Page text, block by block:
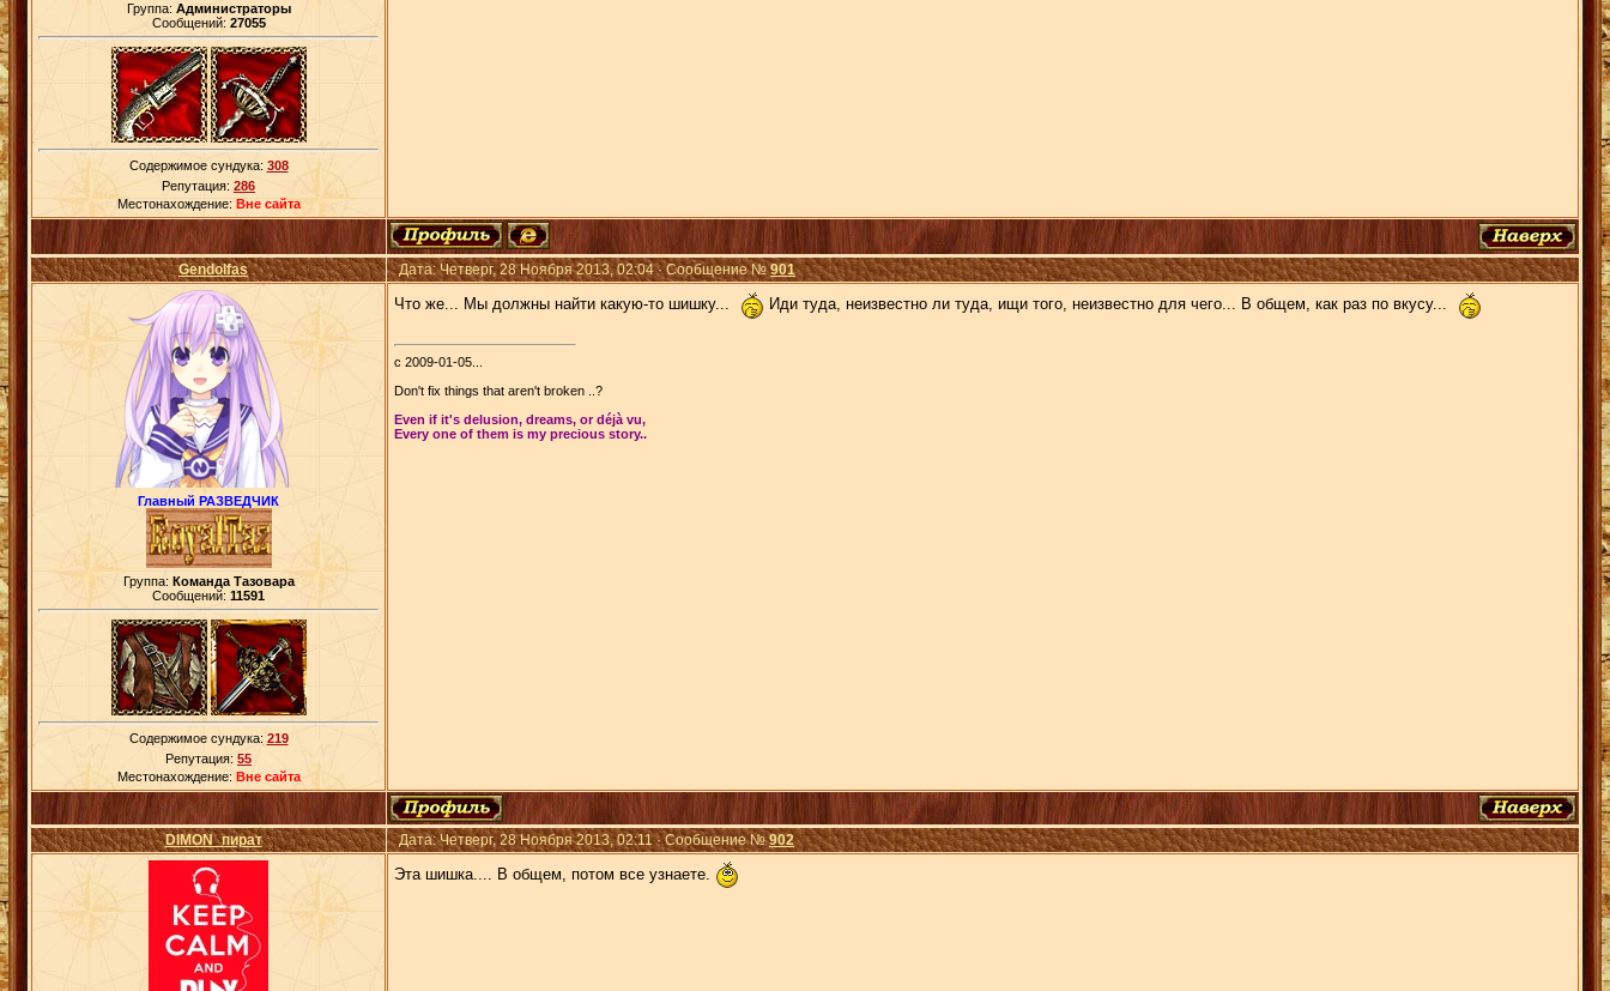
Группа: Администраторы
Сообщений: 27055
Содержимое сундука: 308
Репутация: 286
Местонахождение: Вне сайта
Gendolfas Дата: Четверг, 28 Ноября 2013, 02:04 · Сообщение №901
Главный РАЗВЕДЧИК
Группа: Команда Тазовара
Сообщений: 11591
Содержимое сундука: 219
Репутация: 55
Местонахождение: Вне сайта
Что же... Мы должны найти какую-то шишку... Иди туда, неизвестно ли туда, ищи того, неизвестно для чего... В общем, как раз по вкусу...
с 2009-01-05...
Don't fix things that aren't broken ..?
Even if it's delusion, dreams, or déjà vu,
Every one of them is my precious story..
DIMON_пират Дата: Четверг, 28 Ноября 2013, 02:11 · Сообщение №902
Эта шишка.... В общем, потом все узнаете.